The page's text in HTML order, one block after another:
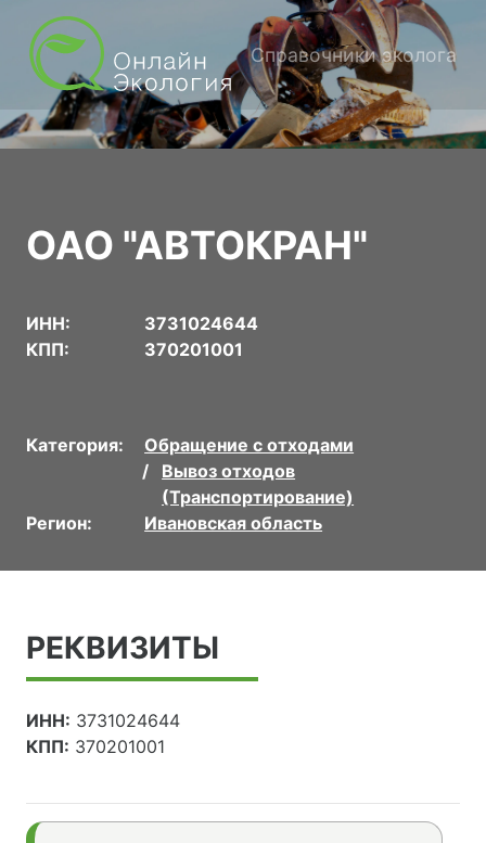
Справочники эколога
ОАО "АВТОКРАН"
ИНН:
3731024644
КПП:
370201001
Категория:
Обращение с отходами
Вывоз отходов
(Транспортирование)
Регион:
Ивановская область
РЕКВИЗИТЫ
ИНН: 3731024644
КПП: 370201001